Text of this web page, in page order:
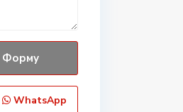
WhatsApp